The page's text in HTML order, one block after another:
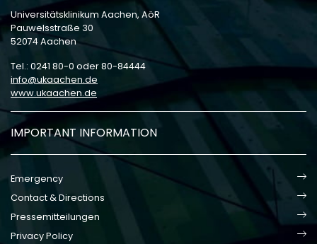
Universitätsklinikum Aachen, AöR
Pauwelsstraße 30
52074 Aachen
Tel.: 0241 80-0 oder 80-84444
info
ukaachen de
www.ukaachen.de
IMPORTANT INFORMATION
Emergency
Contact & Directions
Pressemitteilungen
Privacy Policy